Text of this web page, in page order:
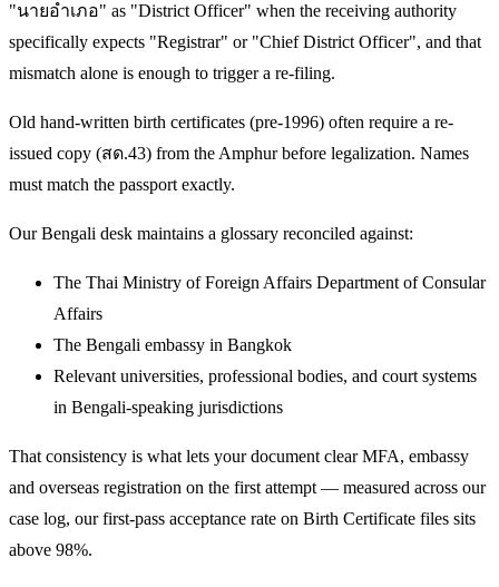
"นายอำเภอ" as "District Officer" when the receiving authority
specifically expects "Registrar" or "Chief District Officer", and that
mismatch alone is enough to trigger a re-filing.
Old hand-written birth certificates (pre-1996) often require a re-
issued copy (สด.43) from the Amphur before legalization. Names
must match the passport exactly.
Our Bengali desk maintains a glossary reconciled against:
The Thai Ministry of Foreign Affairs Department of Consular
Affairs
The Bengali embassy in Bangkok
Relevant universities, professional bodies, and court systems
in Bengali-speaking jurisdictions
That consistency is what lets your document clear MFA, embassy
and overseas registration on the first attempt — measured across our
case log, our first-pass acceptance rate on Birth Certificate files sits
above 98%.